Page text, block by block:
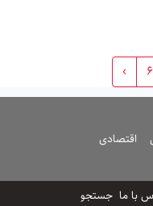
›
اقتصادی
با ما جستجو